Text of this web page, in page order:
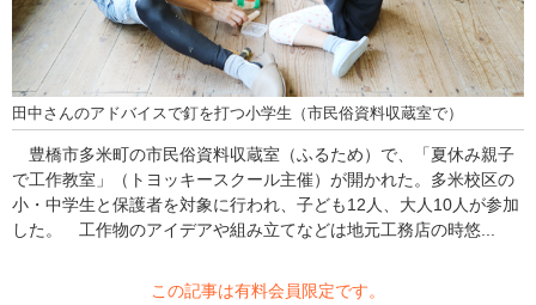
田中さんのアドバイスで釘を打つ小学生（市民俗資料収蔵室で）
豊橋市多米町の市民俗資料収蔵室（ふるため）で、「夏休み親子
で工作教室」（トヨッキースクール主催）が開かれた。多米校区の
小・中学生と保護者を対象に行われ、子ども12人、大人10人が参加
した。 工作物のアイデアや組み立てなどは地元工務店の時悠...
この記事は有料会員限定です。